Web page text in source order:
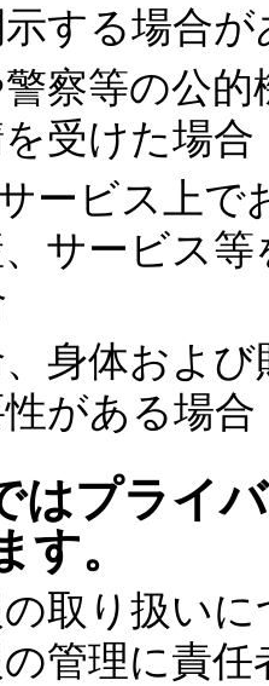
する場合
察等の公
受けた場合
ービス上で
サービス
、身体およ
がある場合
はプライ
す。
取り扱い
管理に責